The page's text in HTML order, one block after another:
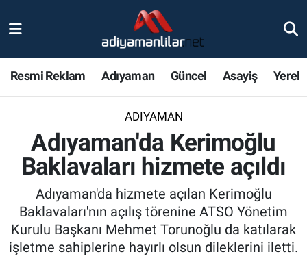
Resmi Reklam Adıyaman Güncel Asayiş Yerel
ADIYAMAN
Adıyaman'da Kerimoğlu
Baklavaları hizmete açıldı
Adıyaman'da hizmete açılan Kerimoğlu
Baklavaları'nın açılış törenine ATSO Yönetim
Kurulu Başkanı Mehmet Torunoğlu da katılarak
işletme sahiplerine hayırlı olsun dileklerini iletti.
Magazin
Bölge Haberleri
Gündem
Nöbetçi Eczaneler
Adiyaman Namaz Vakitleri
Trafik Durumu
Süper Lig Puan Durumu ve Fikstür
Tüm Manşetler